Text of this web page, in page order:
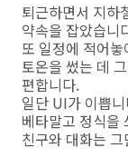
퇴근하면서 지하
약속을 잡았습니
또 일정에 적어
토온을 썼는 데
편합니다.
일단 UI가 이쁩
베타말고 정식을
친구와 대화는